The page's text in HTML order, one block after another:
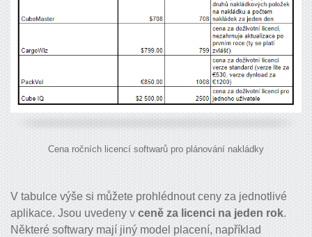
Cena ročních licencí softwarů pro plánování nakládky
V tabulce výše si můžete prohlédnout ceny za jednotlivé
aplikace. Jsou uvedeny v ceně za licenci na jeden rok.
Některé softwary mají jiný model placení, například